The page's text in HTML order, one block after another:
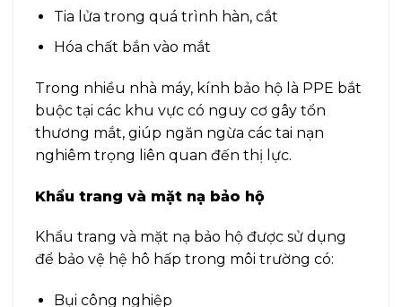
Tia lửa trong quá trình hàn, cắt
Hóa chất bắn vào mắt
Trong nhiều nhà máy, kính bảo hộ là PPE bắt
buộc tại các khu vực có nguy cơ gây tổn
thương mắt, giúp ngăn ngừa các tai nạn
nghiêm trọng liên quan đến thị lực.
Khẩu trang và mặt nạ bảo hộ
Khẩu trang và mặt nạ bảo hộ được sử dụng
để bảo vệ hệ hô hấp trong môi trường có:
Bụi công nghiệp